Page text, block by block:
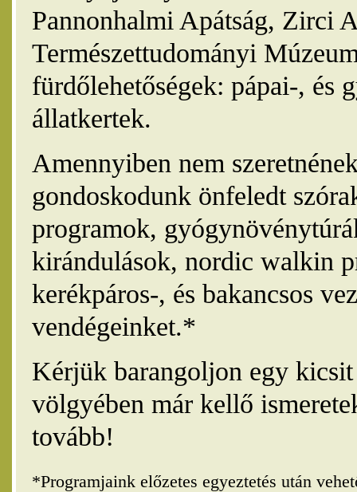
Pannonhalmi Apátság, Zirci
Természettudományi
fürdőlehetőségek: pápai-, és
állatkertek.
Amennyiben nem
gondoskodunk önfeledt
programok,
kirándulások, nordic walkin
kerékpáros-, és bakancsos
vendégeinket.*
Kérjük barangoljon egy
völgyében már kellő
tovább!
*Programjaink előzetes egyeztetés után